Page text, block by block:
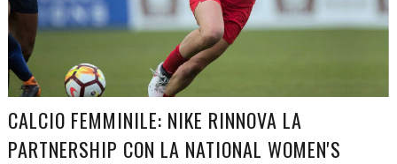
CALCIO FEMMINILE: NIKE RINNOVA LA
PARTNERSHIP CON LA NATIONAL WOMEN'S